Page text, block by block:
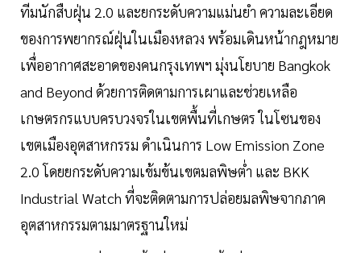
ทีมนักสืบฝุ่น 2.0 และยกระดับความแม่นยำ ความละเอียด
ของการพยากรณ์ฝุ่นในเมืองหลวง พร้อมเดินหน้ากฎหมาย
เพื่ออากาศสะอาดของคนกรุงเทพฯ มุ่งนโยบาย Bangkok
and Beyond ด้วยการติดตามการเผาและช่วยเหลือ
เกษตรกรแบบครบวงจรในเขตพื้นที่เกษตร ในโซนของ
เขตเมืองอุตสาหกรรม ดำเนินการ Low Emission Zone
2.0 โดยยกระดับความเข้มข้นเขตมลพิษต่ำ และ BKK
Industrial Watch ที่จะติดตามการปล่อยมลพิษจากภาค
อุตสาหกรรมตามมาตรฐานใหม่